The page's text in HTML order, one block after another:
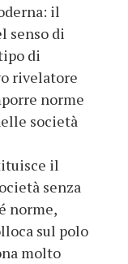
il
senso di
di
rivelatore
norme
società
il
senza
norme,
sul polo
molto